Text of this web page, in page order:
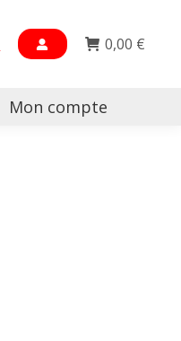
0,00 €
Mon compte